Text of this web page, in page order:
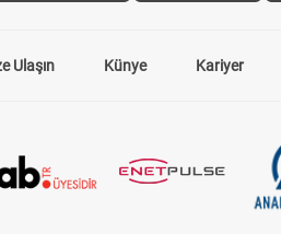
Ulaşın Künye Kariyer